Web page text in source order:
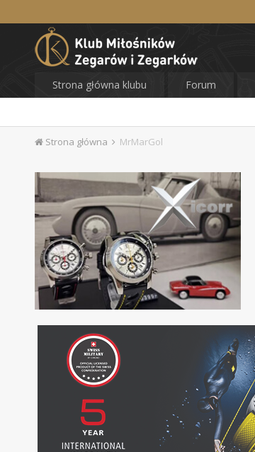
Strona główna klubu Forum
Strona główna MrMarGol